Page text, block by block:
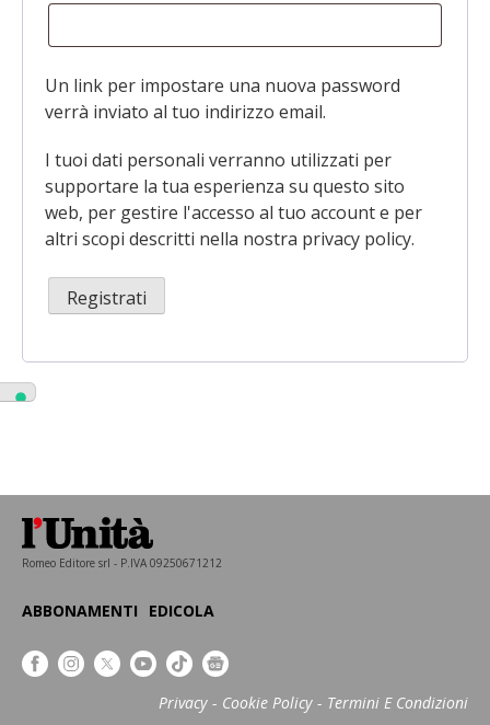
Un link per impostare una nuova password
verrà inviato al tuo indirizzo email.
I tuoi dati personali verranno utilizzati per
supportare la tua esperienza su questo sito
web, per gestire l'accesso al tuo account e per
altri scopi descritti nella nostra privacy policy.
Registrati
Romeo Editore srl - P.IVA 09250671212
ABBONAMENTI EDICOLA
Privacy Cookie Policy Termini E Condizioni